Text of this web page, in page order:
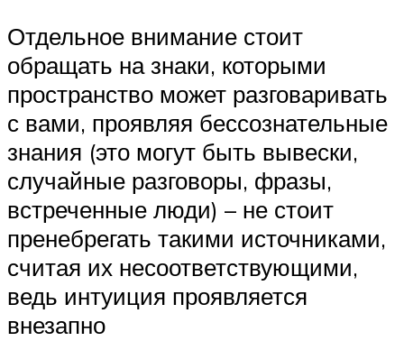
Отдельное внимание стоит
обращать на знаки, которыми
пространство может разговаривать
с вами, проявляя бессознательные
знания (это могут быть вывески,
случайные разговоры, фразы,
встреченные люди) – не стоит
пренебрегать такими источниками,
считая их несоответствующими,
ведь интуиция проявляется
внезапно